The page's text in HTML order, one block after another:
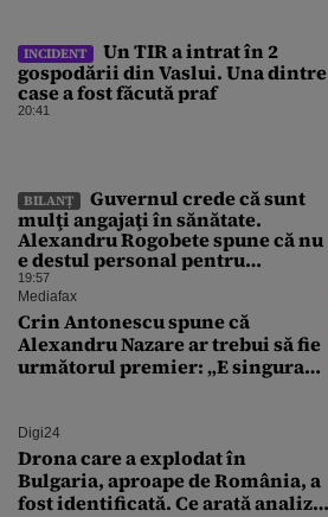
INCIDENT
Un TIR a intrat în 2
gospodării din Vaslui. Una dintre
case a fost făcută praf
20:41
BILANȚ
Guvernul crede că sunt
mulţi angajaţi în sănătate.
Alexandru Rogobete spune că nu
e destul personal pentru
combaterea infecţiilor
nosocomiale
19:57
Mediafax
Crin Antonescu spune că
Alexandru Nazare ar trebui să fie
următorul premier: „E singura
Digi24
Drona care a explodat în
Bulgaria, aproape de România, a
fost identificată. Ce arată analiza